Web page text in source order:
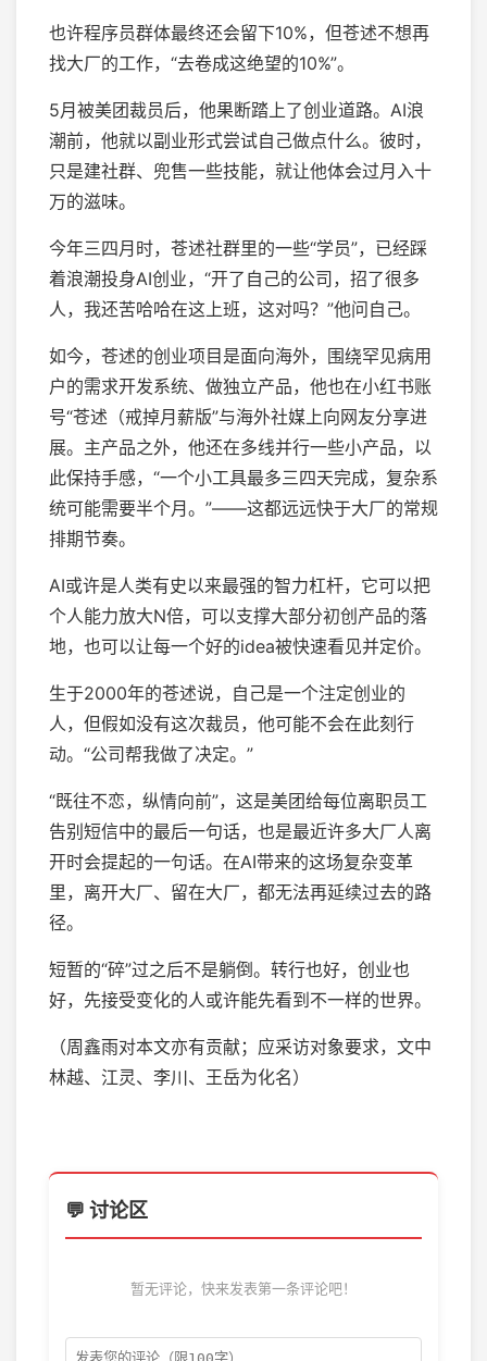
也许程序员群体最终还会留下10%，但苍述不想再
找大厂的工作，“去卷成这绝望的10%”。
5月被美团裁员后，他果断踏上了创业道路。AI浪
潮前，他就以副业形式尝试自己做点什么。彼时，
只是建社群、兜售一些技能，就让他体会过月入十
万的滋味。
今年三四月时，苍述社群里的一些“学员”，已经踩
着浪潮投身AI创业，“开了自己的公司，招了很多
人，我还苦哈哈在这上班，这对吗？”他问自己。
如今，苍述的创业项目是面向海外，围绕罕见病用
户的需求开发系统、做独立产品，他也在小红书账
号“苍述（戒掉月薪版”与海外社媒上向网友分享进
展。主产品之外，他还在多线并行一些小产品，以
此保持手感，“一个小工具最多三四天完成，复杂系
统可能需要半个月。”——这都远远快于大厂的常规
排期节奏。
AI或许是人类有史以来最强的智力杠杆，它可以把
个人能力放大N倍，可以支撑大部分初创产品的落
地，也可以让每一个好的idea被快速看见并定价。
生于2000年的苍述说，自己是一个注定创业的
人，但假如没有这次裁员，他可能不会在此刻行
动。“公司帮我做了决定。”
“既往不恋，纵情向前”，这是美团给每位离职员工
告别短信中的最后一句话，也是最近许多大厂人离
开时会提起的一句话。在AI带来的这场复杂变革
里，离开大厂、留在大厂，都无法再延续过去的路
径。
短暂的“碎”过之后不是躺倒。转行也好，创业也
好，先接受变化的人或许能先看到不一样的世界。
（周鑫雨对本文亦有贡献；应采访对象要求，文中
林越、江灵、李川、王岳为化名）
💬 讨论区
暂无评论，快来发表第一条评论吧！